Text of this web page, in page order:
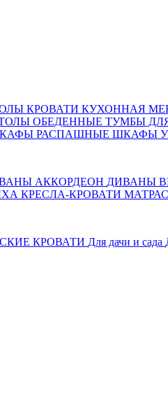
КРОВАТИ КУХОННАЯ
ОБЕДЕННЫЕ ТУМБЫ
РАСПАШНЫЕ ШКАФЫ
АККОРДЕОН ДИВАНЫ
КРЕСЛА-КРОВАТИ
КРОВАТИ Для дачи и сада